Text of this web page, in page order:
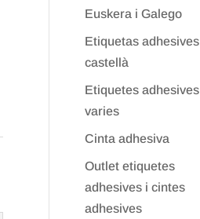
Euskera i Galego
Etiquetas adhesives
castellà
Etiquetes adhesives
varies
Cinta adhesiva
Outlet etiquetes
adhesives i cintes
adhesives